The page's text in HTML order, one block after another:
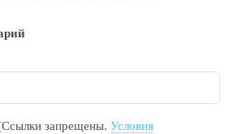
запрещены.Условия